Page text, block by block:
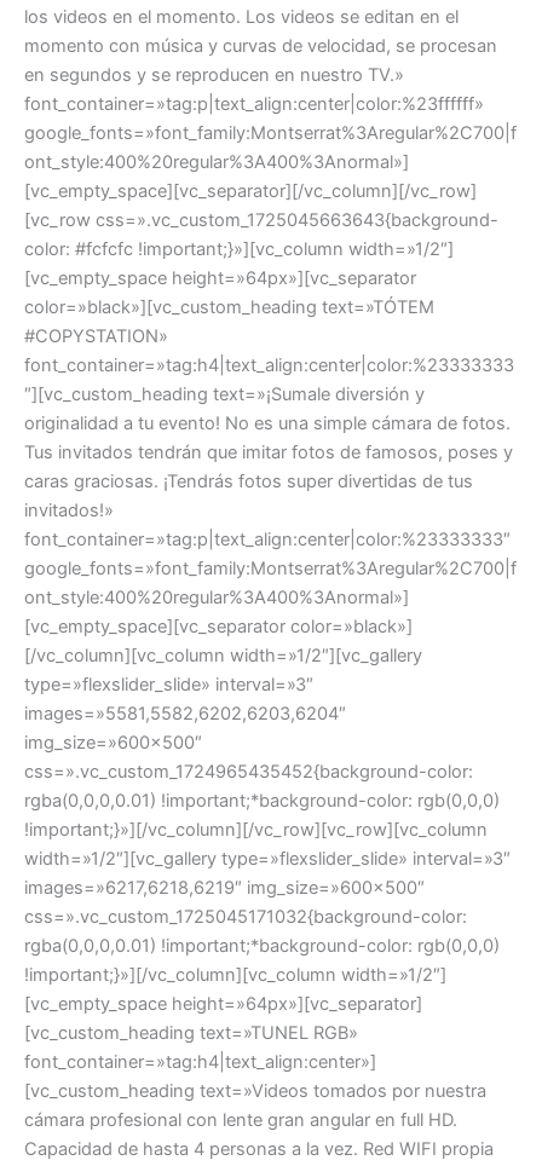
los videos en el momento. Los videos se editan en el
momento con música y curvas de velocidad, se procesan
en segundos y se reproducen en nuestro TV.»
font_container=»tag:p|text_align:center|color:%23ffffff»
google_fonts=»font_family:Montserrat%3Aregular%2C700|f
ont_style:400%20regular%3A400%3Anormal»]
[vc_empty_space][vc_separator][/vc_column][/vc_row]
[vc_row css=».vc_custom_1725045663643{background-
color: #fcfcfc !important;}»][vc_column width=»1/2″]
[vc_empty_space height=»64px»][vc_separator
color=»black»][vc_custom_heading text=»TÓTEM
#COPYSTATION»
font_container=»tag:h4|text_align:center|color:%23333333
″][vc_custom_heading text=»¡Sumale diversión y
originalidad a tu evento! No es una simple cámara de fotos.
Tus invitados tendrán que imitar fotos de famosos, poses y
caras graciosas. ¡Tendrás fotos super divertidas de tus
invitados!»
font_container=»tag:p|text_align:center|color:%23333333″
google_fonts=»font_family:Montserrat%3Aregular%2C700|f
ont_style:400%20regular%3A400%3Anormal»]
[vc_empty_space][vc_separator color=»black»]
[/vc_column][vc_column width=»1/2″][vc_gallery
type=»flexslider_slide» interval=»3″
images=»5581,5582,6202,6203,6204″
img_size=»600×500″
css=».vc_custom_1724965435452{background-color:
rgba(0,0,0,0.01) !important;*background-color: rgb(0,0,0)
!important;}»][/vc_column][/vc_row][vc_row][vc_column
width=»1/2″][vc_gallery type=»flexslider_slide» interval=»3″
images=»6217,6218,6219″ img_size=»600×500″
css=».vc_custom_1725045171032{background-color:
rgba(0,0,0,0.01) !important;*background-color: rgb(0,0,0)
!important;}»][/vc_column][vc_column width=»1/2″]
[vc_empty_space height=»64px»][vc_separator]
[vc_custom_heading text=»TUNEL RGB»
font_container=»tag:h4|text_align:center»]
[vc_custom_heading text=»Videos tomados por nuestra
cámara profesional con lente gran angular en full HD.
Capacidad de hasta 4 personas a la vez. Red WIFI propia